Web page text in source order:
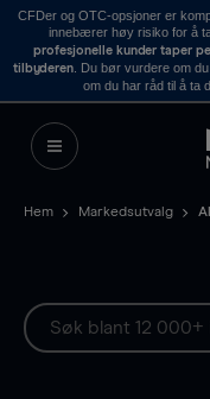
CFDer og OTC-opsjoner er
innebærer høy risiko for å
profesjonelle kunder taper
tilbyderen . Du bør vurdere om
om du har råd til å ta
Hem Markedsutvalg